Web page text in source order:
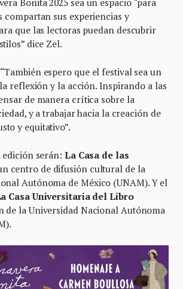
compartan sus experiencias y
que las lectoras puedan descubrir
dice Zel.
espero que el festival sea un
reflexión y la acción. Inspirando a las
de manera crítica sobre la
y a trabajar hacia la creación de
y equitativo”.
edición serán: La Casa de las
centro de difusión cultural de la
Autónoma de México (UNAM). Y el
Casa Universitaria del Libro
de la Universidad Nacional Autónoma